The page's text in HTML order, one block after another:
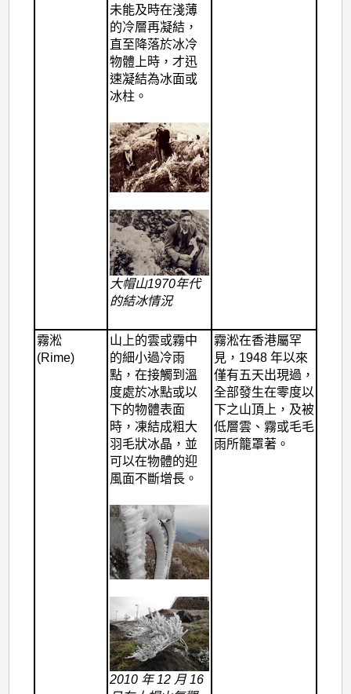
未能及時在淺薄
的冷層再凝結，
直至降落於冰冷
物體上時，才迅
速凝結為冰面或
冰柱。
大帽山1970年代
的結冰情況
霧淞
(Rime)
山上的雲或霧中
的細小過冷雨
點，在接觸到溫
度處於冰點或以
下的物體表面
時，凍結成粗大
羽毛狀冰晶，並
可以在物體的迎
風面不斷增長。
2010 年 12 月 16
霧淞在香港屬罕
見，1948 年以來
僅有五天出現過，
全部發生在零度以
下之山頂上，及被
低層雲、霧或毛毛
雨所籠罩著。